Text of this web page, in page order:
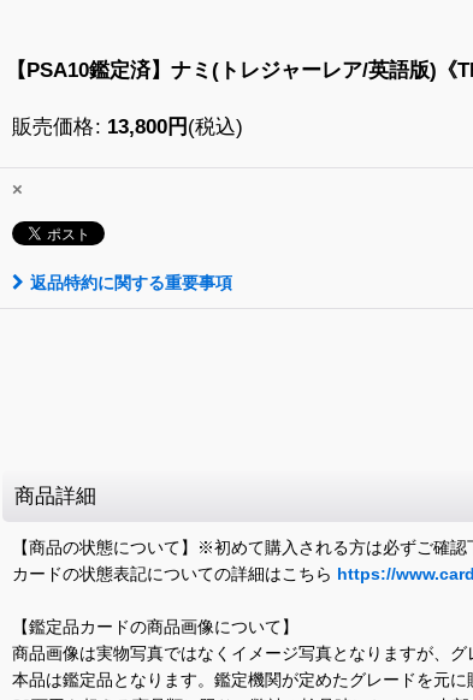
【PSA10鑑定済】ナミ(トレジャーレア/英語版)《
販売価格: 13,800円 (税込)
×
返品特約に関する重要事項
商品詳細
【商品の状態について】※初めて購入される方は必ずご確認
カードの状態表記についての詳細はこちら https://
【鑑定品カードの商品画像について】
商品画像は実物写真ではなくイメージ写真となりますが、グ
本品は鑑定品となります。鑑定機関が定めたグレードを元